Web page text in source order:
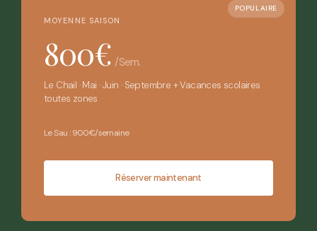
POPULAIRE
MOYENNE SAISON
800€ /sem.
Le Chail · Mai · Juin · Septembre + Vacances scolaires
toutes zones
Le Sau : 900€/semaine
Réserver maintenant